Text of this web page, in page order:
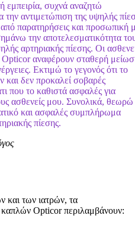
εμπειρία, συχνά αναζητώ
την αντιμετώπιση της υψηλής
παρατηρήσεις και προσωπική
την αποτελεσματικότητα
αρτηριακής πίεσης. Οι
αναφέρουν σταθερή
Εκτιμώ το γεγονός ότι το
και δεν προκαλεί σοβαρές
που το καθιστά ασφαλές για
ασθενείς μου. Συνολικά, θεωρώ
και ασφαλές συμπλήρωμα
πίεσης.
και των ιατρών, τα
Opticor περιλαμβάνουν: